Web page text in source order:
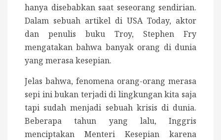
hanya disebabkan saat seseorang sendirian.
Dalam sebuah artikel di USA Today, aktor
dan penulis buku Troy, Stephen Fry
mengatakan bahwa banyak orang di dunia
yang merasa kesepian.
Jelas bahwa, fenomena orang-orang merasa
sepi ini bukan terjadi di lingkungan kita saja
tapi sudah menjadi sebuah krisis di dunia.
Beberapa tahun yang lalu, Inggris
menciptakan Menteri Kesepian karena